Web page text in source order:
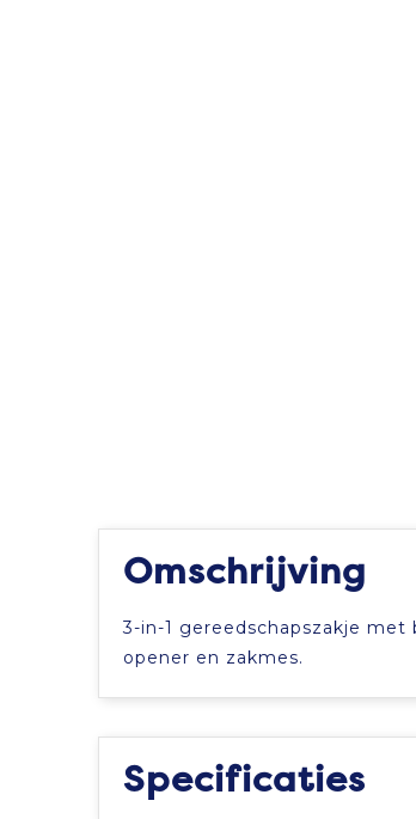
Omschrijving
3-in-1 gereedschapszakje
opener en zakmes.
Specificaties